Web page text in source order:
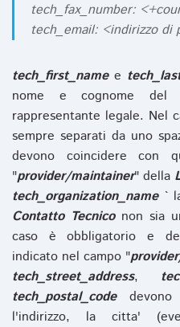
tech_fax_number:
tech_email: <indirizzo di
tech_first_namee
nome e cognome del
rappresentante legale. Nel
sempre separati da uno
devono coincidere con
"provider/maintainer" della
tech_organization_name`
Contatto Tecniconon sia
caso è obbligatorio e
indicato nel campo "
tech_street_address,
tech_postal_codedevono
l'indirizzo, la citta'